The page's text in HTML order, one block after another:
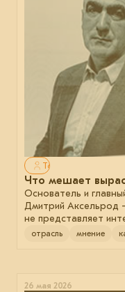
Только для
Что мешает
Основатель и
Дмитрий Аксельрод
не представляет
отрасль мнение
26 мая 2026